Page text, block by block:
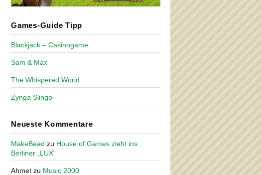
Games-Guide Tipp
Blackjack – Casinogame
Sam & Max
The Whispered World
Zynga Slingo
Neueste Kommentare
MakeBead zu House of Games zieht ins
Berliner „LUX“
Ahmet zu Music 2000